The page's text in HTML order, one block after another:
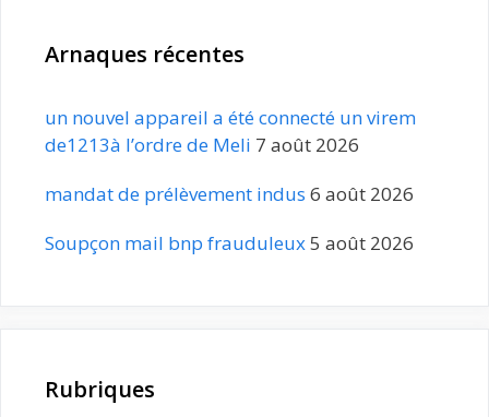
Arnaques récentes
un nouvel appareil a été connecté un virem
de1213à l’ordre de Meli 7 août 2026
mandat de prélèvement indus 6 août 2026
Soupçon mail bnp frauduleux5 août 2026
Rubriques